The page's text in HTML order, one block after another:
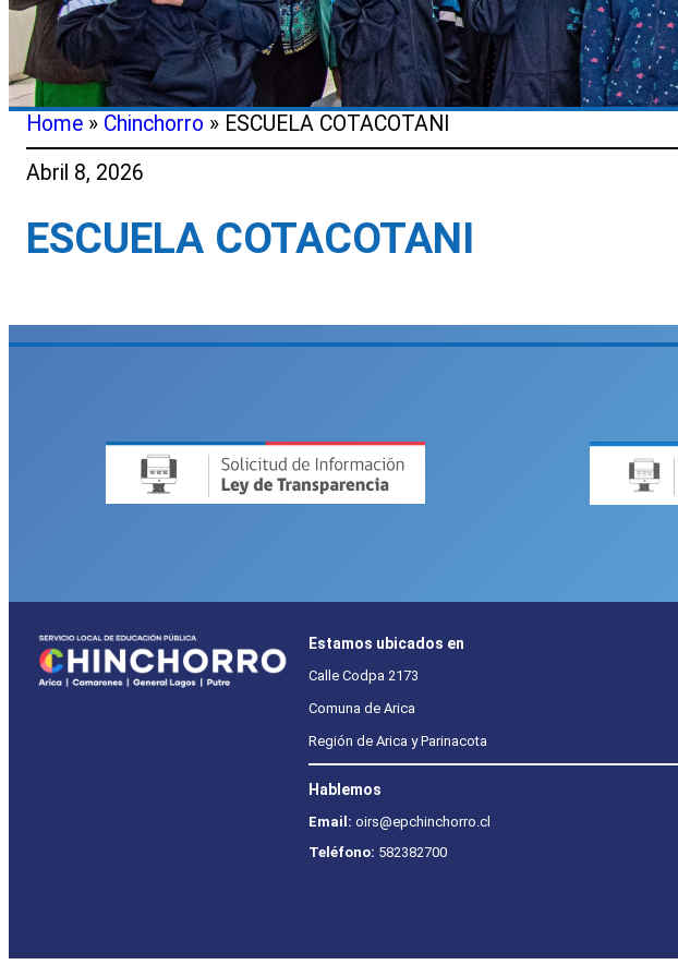
Home » Chinchorro » ESCUELA COTACOTANI
Abril 8, 2026
ESCUELA COTACOTANI
Estamos ubicados en
Calle Codpa 2173
Comuna de Arica
Región de Arica y Parinacota
Hablemos
Email:oirs@epchinchorro.cl
Teléfono: 582382700